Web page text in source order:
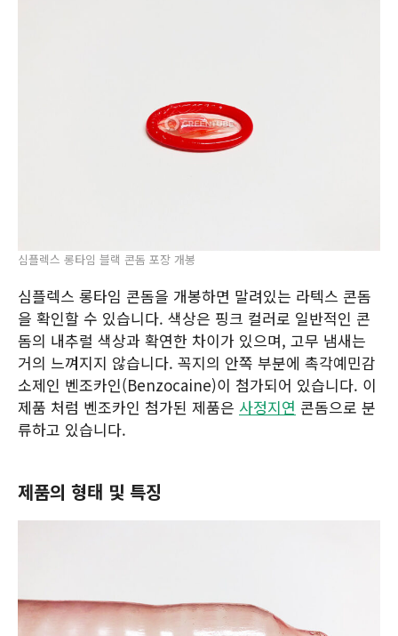
심플렉스 롱타임 블랙 콘돔 포장 개봉
심플렉스 롱타임 콘돔을 개봉하면 말려있는 라텍스 콘돔
을 확인할 수 있습니다. 색상은 핑크 컬러로 일반적인 콘
돔의 내추럴 색상과 확연한 차이가 있으며, 고무 냄새는
거의 느껴지지 않습니다. 꼭지의 안쪽 부분에 촉각예민감
소제인 벤조카인(Benzocaine)이 첨가되어 있습니다. 이
제품 처럼 벤조카인 첨가된 제품은 사정지연 콘돔으로 분
류하고 있습니다.
제품의 형태 및 특징